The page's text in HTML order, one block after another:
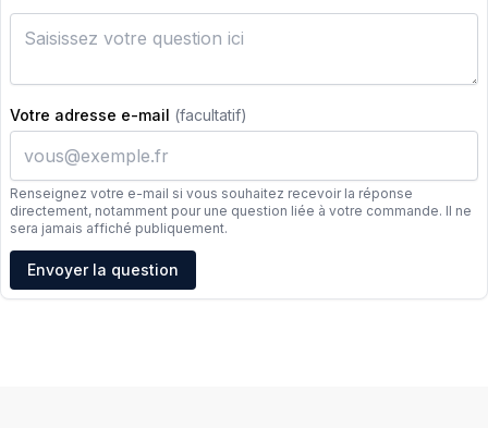
Votre adresse e-mail (facultatif)
Renseignez votre e-mail si vous souhaitez recevoir la réponse
directement, notamment pour une question liée à votre commande. Il ne
sera jamais affiché publiquement.
Adresse e-mail
Envoyer la question